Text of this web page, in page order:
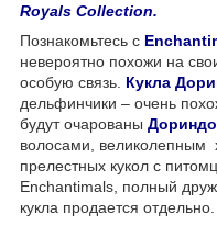
Royals Collection.
Познакомьтесь с
невероятно похожи на
особую связь. Кукла
дельфинчики – очень
будут очарованы
волосами, великолепным
прелестных кукол с
Enchantimals, полный
кукла продается отдельно.